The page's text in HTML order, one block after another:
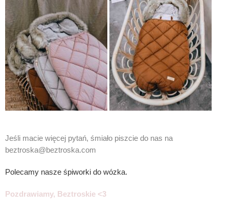
Jeśli macie więcej pytań, śmiało piszcie do nas na
beztroska@beztroska.com
Polecamy nasze śpiworki do wózka.
Pozdrawiamy, Beztroskie <3